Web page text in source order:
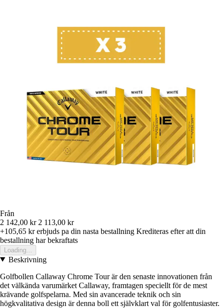
Från
2 142,00 kr 2 113,00 kr
+105,65 krerbjuds pa din nasta bestallning Krediteras efter att din
bestallning har bekraftats
Loading...
Beskrivning
Golfbollen Callaway Chrome Tour är den senaste innovationen från
det välkända varumärket Callaway, framtagen speciellt för de mest
krävande golfspelarna. Med sin avancerade teknik och sin
högkvalitativa design är denna boll ett självklart val för golfentusiaster.